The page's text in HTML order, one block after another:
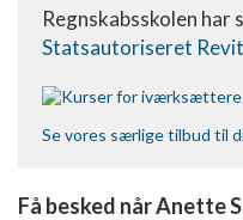
Regnskabsskolen
Statsautoriseret
Se vores særlige tilbud til
Få besked når Anette
IAB Special Features:
placeringsoplysninger
Identificere enheder
Ikke-IAB-behandlingsformål: